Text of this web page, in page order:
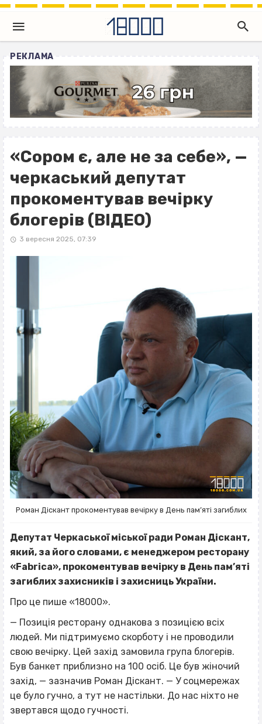
РЕКЛАМА
«Сором є, але не за себе», —
черкаський депутат
прокоментував вечірку
блогерів (ВІДЕО)
3 вересня 2025, 07:39
Роман Діскант прокоментував вечірку в День пам’яті загиблих
Депутат Черкаської міської ради Роман Діскант,
який, за його словами, є менеджером ресторану
«Fabrica», прокоментував вечірку в День пам’яті
загиблих захисників і захисниць України.
Про це пише «18000».
— Позиція ресторану однакова з позицією всіх
людей. Ми підтримуємо скорботу і не проводили
свою вечірку. Цей захід замовила група блогерів.
Був банкет приблизно на 100 осіб. Це був жіночий
захід, — зазначив Роман Діскант. — У соцмережах
це було гучно, а тут не настільки. До нас ніхто не
звертався щодо гучності.